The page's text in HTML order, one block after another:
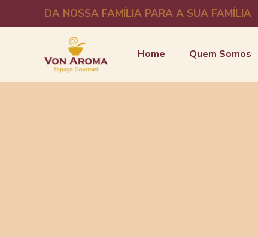
DA NOSSA FAMÍLIA PARA A SUA FAMÍLIA
Home Quem Somos